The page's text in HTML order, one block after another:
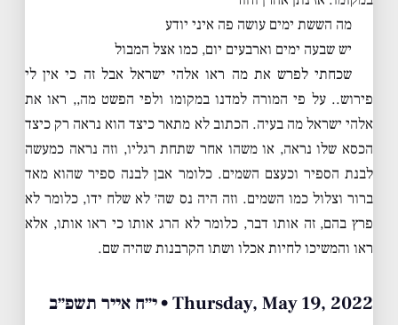
מה הששת ימים עושה פה איני יודע
יש שבעה ימים וארבעים יום, כמו אצל המבול
שכחתי לפרש את מה ראו אלהי ישראל אבל זה כי אין לי
פירוש.. על פי המורה למדנו במקומו ולפי הפשט מה,, ראו את
אלהי ישראל מה בעיה. הכתוב לא מתאר כיצד הוא נראה רק כיצד
הכסא שלו נראה, או משהו אחר שתחת רגליו, וזה נראה כמעשה
לבנת הספיר וכעצם השמים. כלומר אבן לבנה ספיר שהוא מאד
ברור וצלול כמו השמים. וזה היה נס שה׳ לא שלח ידו, כלומר לא
פרץ בהם, זה אותו דבר, כלומר לא הרג אותו כי ראו אותו, אלא
ראו והמשיכו לחיות אכלו ושתו הקרבנות שהיה שם.
Thursday, May 19, 2022 • י״ח אייר תשפ״ב